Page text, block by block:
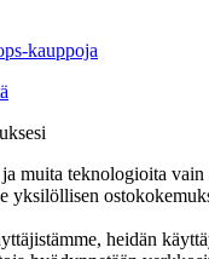
kauppoja
muita teknologioita vain
yksilöllisen
heidän